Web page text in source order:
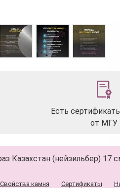
Есть
от МГУ
Казахстан (нейзильбер) 17
Свойства камня Сертификаты